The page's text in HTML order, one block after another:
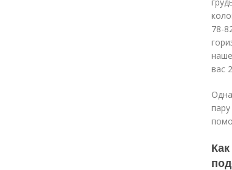
78-
вас